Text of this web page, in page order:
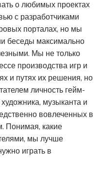
о любимых проектах
с разработчиками
порталах, но мы
беседы максимально
Мы не только
производства игр и
и путях их решения, но
личность гейм-
музыканта и
вовлеченных в
Понимая, какие
мы лучше
играть в